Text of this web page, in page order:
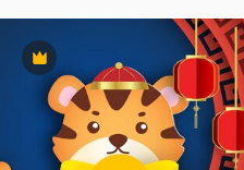
Premium